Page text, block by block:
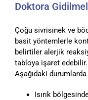
Doktora
Çoğu sivrisinek ve
basit yöntemlerle
belirtiler alerjik
tabloya işaret edebilir.
Aşağıdaki
Isırık